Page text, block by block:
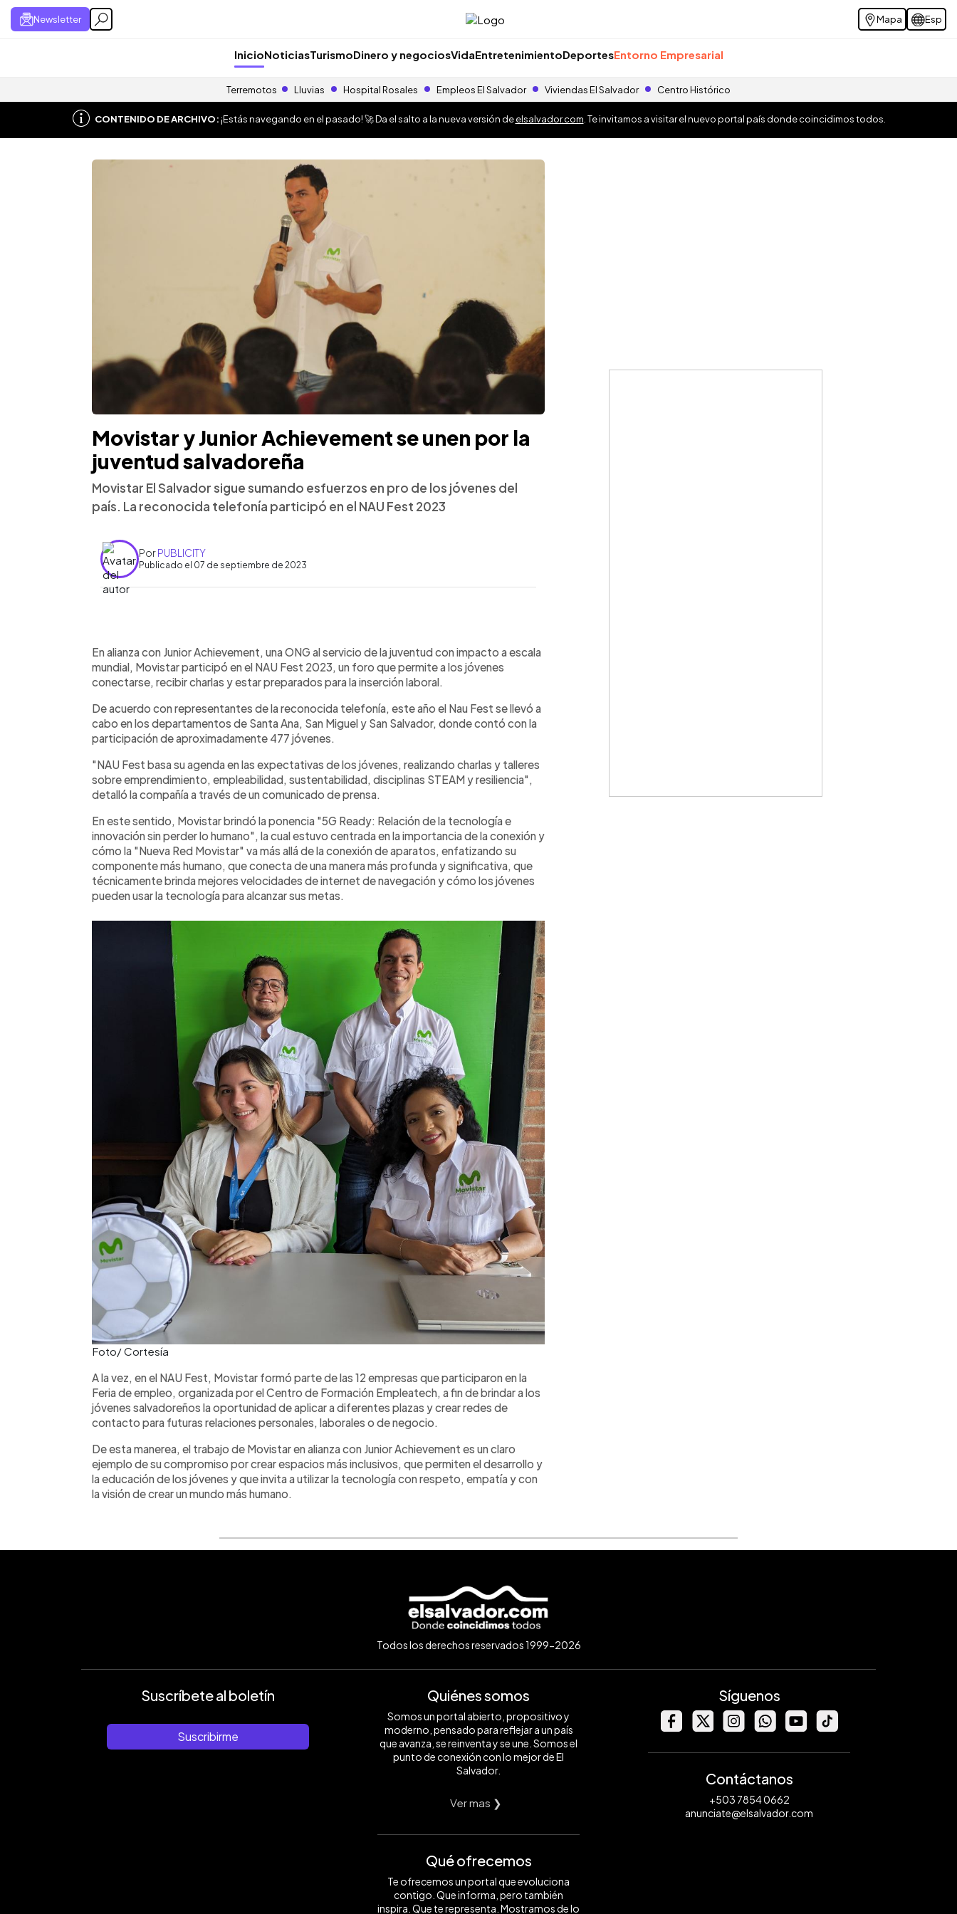
Newsletter Mapa Esp
InicioNoticiasTurismoDinero y negociosVidaEntretenimientoDeportesEntorno Empresarial
Terremotos Lluvias Hospital Rosales Empleos El Salvador Viviendas El Salvador Centro Histórico
CONTENIDO DE ARCHIVO:¡Estás navegando en el pasado! 🚀 Da el salto a la nueva versión deelsalvador.com . Te invitamos a visitar el nuevo portal país donde coincidimos todos.
Movistar y Junior Achievement se unen por la
juventud salvadoreña
Movistar El Salvador sigue sumando esfuerzos en pro de los jóvenes del
país. La reconocida telefonía participó en el NAU Fest 2023
PorPUBLICITY
Publicado el 07 de septiembre de 2023
Escuchar artículo
En alianza con Junior Achievement, una ONG al servicio de la juventud con impacto a escala
mundial, Movistar participó en el NAU Fest 2023, un foro que permite a los jóvenes
conectarse, recibir charlas y estar preparados para la inserción laboral.
De acuerdo con representantes de la reconocida telefonía, este año el Nau Fest se llevó a
cabo en los departamentos de Santa Ana, San Miguel y San Salvador, donde contó con la
participación de aproximadamente 477 jóvenes.
"NAU Fest basa su agenda en las expectativas de los jóvenes, realizando charlas y talleres
sobre emprendimiento, empleabilidad, sustentabilidad, disciplinas STEAM y resiliencia",
detalló la compañía a través de un comunicado de prensa.
En este sentido, Movistar brindó la ponencia "5G Ready: Relación de la tecnología e
innovación sin perder lo humano", la cual estuvo centrada en la importancia de la conexión y
cómo la "Nueva Red Movistar" va más allá de la conexión de aparatos, enfatizando su
componente más humano, que conecta de una manera más profunda y significativa, que
técnicamente brinda mejores velocidades de internet de navegación y cómo los jóvenes
pueden usar la tecnología para alcanzar sus metas.
Foto/ Cortesía
A la vez, en el NAU Fest, Movistar formó parte de las 12 empresas que participaron en la
Feria de empleo, organizada por el Centro de Formación Empleatech, a fin de brindar a los
jóvenes salvadoreños la oportunidad de aplicar a diferentes plazas y crear redes de
contacto para futuras relaciones personales, laborales o de negocio.
De esta manerea, el trabajo de Movistar en alianza con Junior Achievement es un claro
ejemplo de su compromiso por crear espacios más inclusivos, que permiten el desarrollo y
la educación de los jóvenes y que invita a utilizar la tecnología con respeto, empatía y con
la visión de crear un mundo más humano.
Todos los derechos reservados 1999-2026
Suscríbete al boletín
Suscribirme
Quiénes somos
Somos un portal abierto, propositivo y
moderno, pensado para reflejar a un país
que avanza, se reinventa y se une. Somos el
punto de conexión con lo mejor de El
Salvador.
Ver mas ❯
Qué ofrecemos
Te ofrecemos un portal que evoluciona
contigo. Que informa, pero también
inspira. Que te representa. Mostramos de lo
Síguenos
Contáctanos
+503 7854 0662
anunciate@elsalvador.com